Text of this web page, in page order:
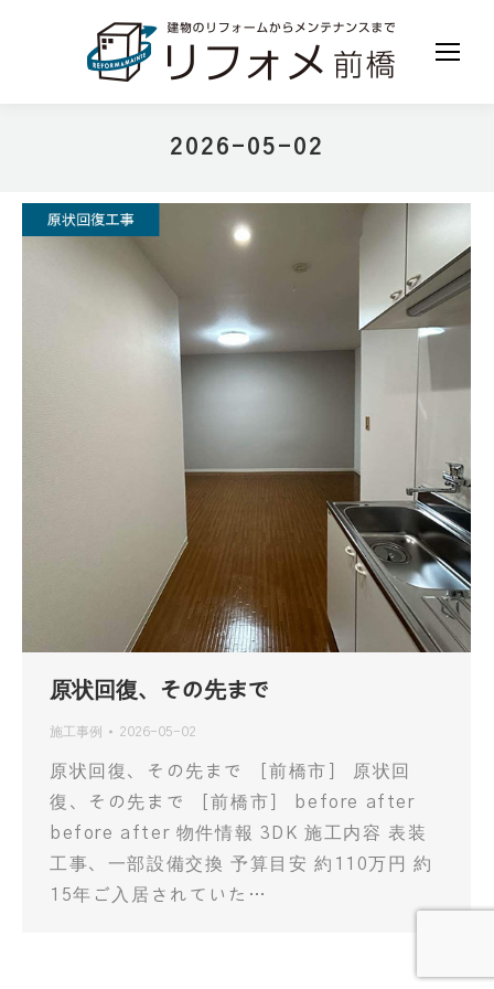
2026-05-02
原状回復、その先まで
施工事例 2026-05-02
原状回復、その先まで ［前橋市］ 原状回
復、その先まで ［前橋市］ before after
before after 物件情報 3DK 施工内容 表装
工事、一部設備交換 予算目安 約110万円 約
15年ご入居されていた…